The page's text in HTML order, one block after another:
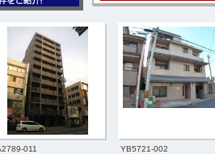
011 YB5721-002